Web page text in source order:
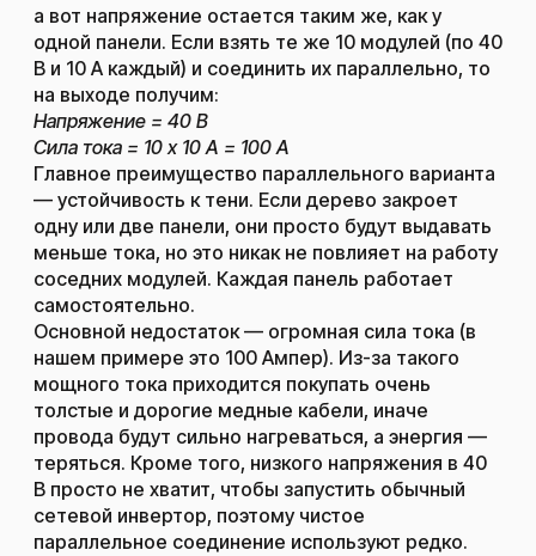
а вот напряжение остается таким же, как у
одной панели. Если взять те же 10 модулей (по 40
В и 10 А каждый) и соединить их параллельно, то
на выходе получим:
Напряжение = 40 В
Сила тока = 10 х 10 А = 100 А
Главное преимущество параллельного варианта
— устойчивость к тени. Если дерево закроет
одну или две панели, они просто будут выдавать
меньше тока, но это никак не повлияет на работу
соседних модулей. Каждая панель работает
самостоятельно.
Основной недостаток — огромная сила тока (в
нашем примере это 100 Ампер). Из-за такого
мощного тока приходится покупать очень
толстые и дорогие медные кабели, иначе
провода будут сильно нагреваться, а энергия —
теряться. Кроме того, низкого напряжения в 40
В просто не хватит, чтобы запустить обычный
сетевой инвертор, поэтому чистое
параллельное соединение используют редко.